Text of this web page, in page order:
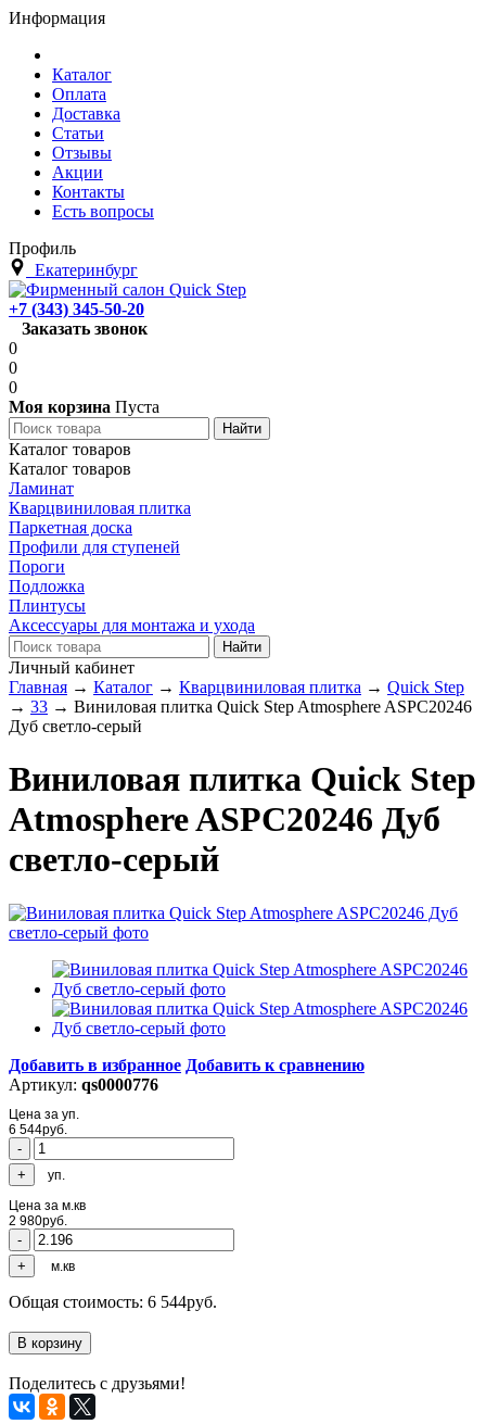
Информация
Каталог
Оплата
Доставка
Статьи
Отзывы
Акции
Контакты
Есть вопросы
Профиль
Екатеринбург
+7 (343) 345-50-20
Заказать звонок
0
0
0
Моя корзина Пуста
Каталог товаров
Каталог товаров
Ламинат
Кварцвиниловая плитка
Паркетная доска
Профили для ступеней
Пороги
Подложка
Плинтусы
Аксессуары для монтажа и ухода
Личный кабинет
Главная → Каталог → Кварцвиниловая плитка → Quick Step
→ 33 → Виниловая плитка Quick Step Atmosphere ASPC20246
Дуб светло-серый
Виниловая плитка Quick Step
Atmosphere ASPC20246 Дуб
светло-серый
Добавить в избранное Добавить к сравнению
Артикул: qs0000776
Цена за уп.
6 544руб.
уп.
Цена за м.кв
2 980руб.
м.кв
Общая стоимость: 6 544руб.
Поделитесь с друзьями!